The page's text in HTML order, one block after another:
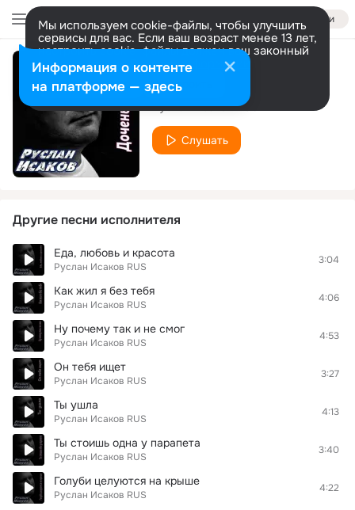
Войти
Мы используем cookie-файлы, чтобы улучшить
сервисы для вас. Если ваш возраст менее 13 лет,
настроить cookie-файлы должен ваш законный
представитель. Больше информации
Разрешить все Настроить
Доченька и сын
Руслан Исаков RUS
Слушать
Другие песни исполнителя
Еда, любовь и красота
Руслан Исаков RUS
3:04
Как жил я без тебя
Руслан Исаков RUS
4:06
Ну почему так и не смог
Руслан Исаков RUS
4:53
Он тебя ищет
Руслан Исаков RUS
3:27
Ты ушла
Руслан Исаков RUS
4:13
Ты стоишь одна у парапета
Руслан Исаков RUS
3:40
Голуби целуются на крыше
Руслан Исаков RUS
4:22
Информация о контенте
на платформе — здесь